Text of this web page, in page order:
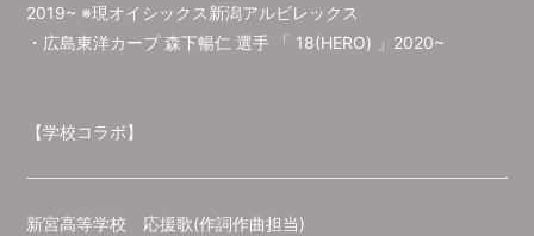
2019~ ※現オイシックス新潟アルビレックス
・広島東洋カープ 森下暢仁 選手 「 18(HERO) 」2020~
【学校コラボ】
新宮高等学校 応援歌(作詞作曲担当)